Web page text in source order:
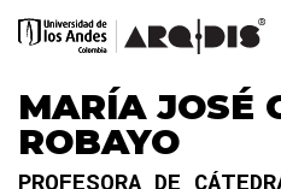
MARÍA JOSÉ
ROBAYO
PROFESORA DE